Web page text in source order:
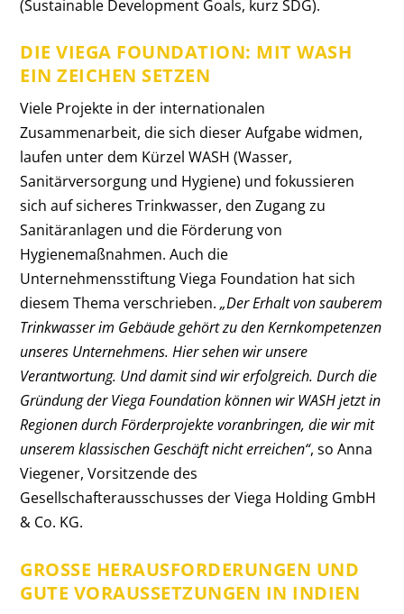
(Sustainable Development Goals, kurz SDG).
DIE VIEGA FOUNDATION: MIT WASH
EIN ZEICHEN SETZEN
Viele Projekte in der internationalen
Zusammenarbeit, die sich dieser Aufgabe widmen,
laufen unter dem Kürzel WASH (Wasser,
Sanitärversorgung und Hygiene) und fokussieren
sich auf sicheres Trinkwasser, den Zugang zu
Sanitäranlagen und die Förderung von
Hygienemaßnahmen. Auch die
Unternehmensstiftung Viega Foundation hat sich
diesem Thema verschrieben. „Der Erhalt von sauberem
Trinkwasser im Gebäude gehört zu den Kernkompetenzen
unseres Unternehmens. Hier sehen wir unsere
Verantwortung. Und damit sind wir erfolgreich. Durch die
Gründung der Viega Foundation können wir WASH jetzt in
Regionen durch Förderprojekte voranbringen, die wir mit
unserem klassischen Geschäft nicht erreichen“, so Anna
Viegener, Vorsitzende des
Gesellschafterausschusses der Viega Holding GmbH
& Co. KG.
GROSSE HERAUSFORDERUNGEN UND G
UTE VORAUSSETZUNGEN IN INDIEN